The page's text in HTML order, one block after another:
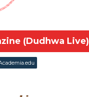
(Dudhwa Live)